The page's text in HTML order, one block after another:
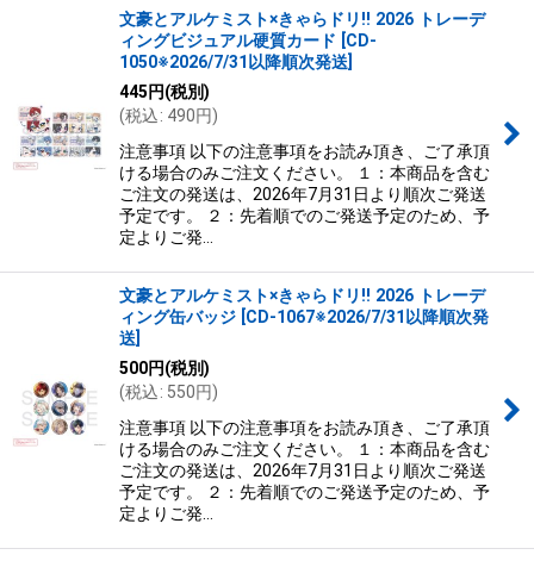
文豪とアルケミスト×きゃらドリ!! 2026 トレーデ
ィングビジュアル硬質カード
CD-
1050※2026/7/31以降順次発送
445円(税別)
(税込: 490円)
注意事項 以下の注意事項をお読み頂き、ご了承頂
ける場合のみご注文ください。 １：本商品を含む
ご注文の発送は、2026年7月31日より順次ご発送
予定です。 ２：先着順でのご発送予定のため、予
定よりご発…
文豪とアルケミスト×きゃらドリ!! 2026 トレーデ
ィング缶バッジ CD-1067※2026/7/31以降順次発
送
500円(税別)
(税込: 550円)
注意事項 以下の注意事項をお読み頂き、ご了承頂
ける場合のみご注文ください。 １：本商品を含む
ご注文の発送は、2026年7月31日より順次ご発送
予定です。 ２：先着順でのご発送予定のため、予
定よりご発…